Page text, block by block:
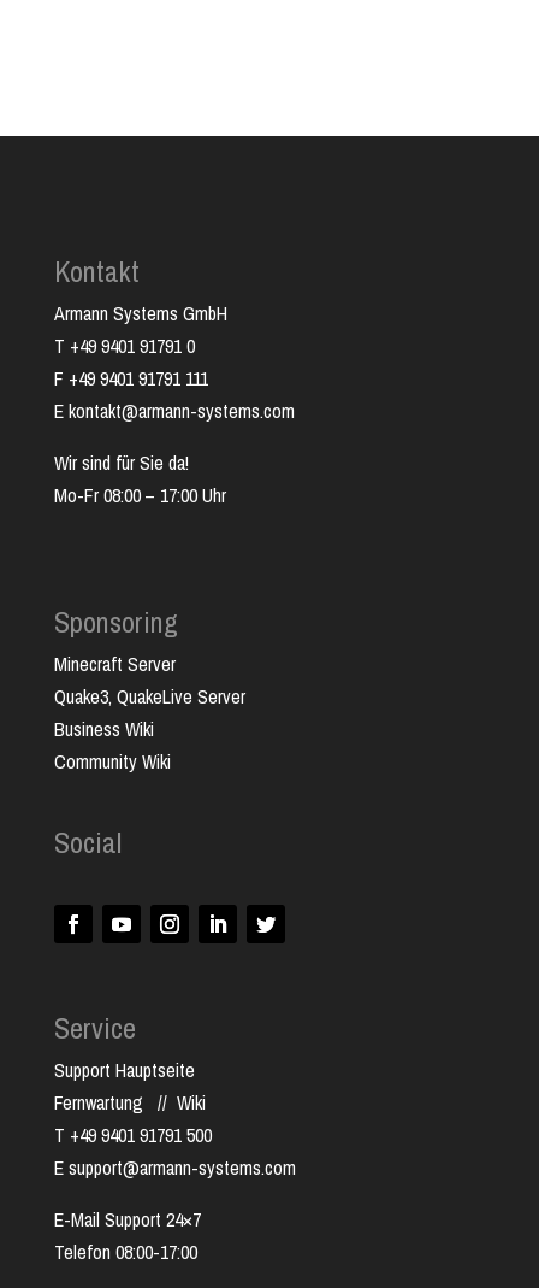
Kontakt
Armann Systems GmbH
T +49 9401 91791 0
F +49 9401 91791 111
E kontakt@armann-systems.com
Wir sind für Sie da!
Mo-Fr 08:00 – 17:00 Uhr
Sponsoring
Minecraft Server
Quake3, QuakeLive Server
Business Wiki
Community Wiki
Social
Service
Support Hauptseite
Fernwartung // Wiki
T +49 9401 91791 500
E support@armann-systems.com
E-Mail Support 24×7
Telefon 08:00-17:00